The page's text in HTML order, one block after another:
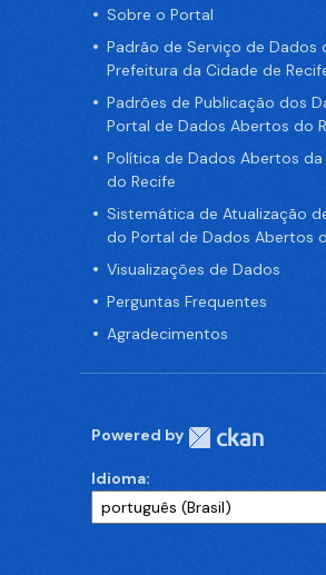
Sobre o Portal
Padrão de Serviço de Dados
Prefeitura da Cidade de
Padrões de Publicação dos
Portal de Dados Abertos do
Política de Dados Abertos da
do Recife
Sistemática de Atualização
do Portal de Dados Abertos
Visualizações de Dados
Perguntas Frequentes
Agradecimentos
Powered by
Idioma